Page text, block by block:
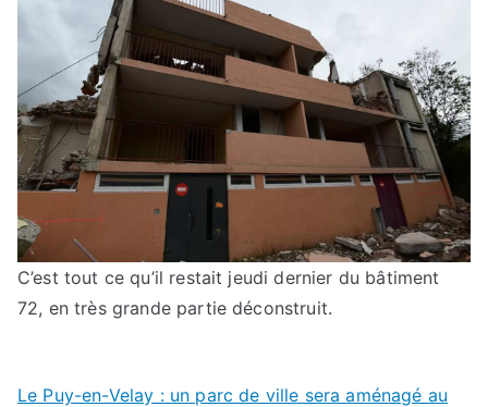
C’est tout ce qu’il restait jeudi dernier du bâtiment
72, en très grande partie déconstruit.
Le Puy-en-Velay : un parc de ville sera aménagé au